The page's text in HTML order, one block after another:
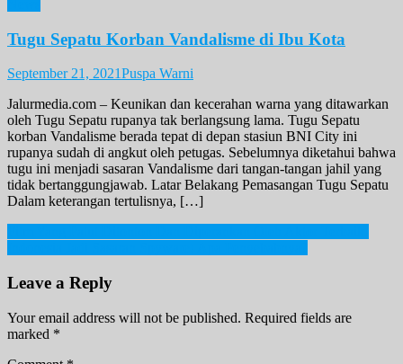
Tugu Sepatu Korban Vandalisme di Ibu Kota
September 21, 2021Puspa Warni
Jalurmedia.com – Keunikan dan kecerahan warna yang ditawarkan
oleh Tugu Sepatu rupanya tak berlangsung lama. Tugu Sepatu
korban Vandalisme berada tepat di depan stasiun BNI City ini
rupanya sudah di angkut oleh petugas. Sebelumnya diketahui bahwa
tugu ini menjadi sasaran Vandalisme dari tangan-tangan jahil yang
tidak bertanggungjawab. Latar Belakang Pemasangan Tugu Sepatu
Dalam keterangan tertulisnya, […]
Post
navigation
Leave a Reply
Your email address will not be published. Required fields are
marked *